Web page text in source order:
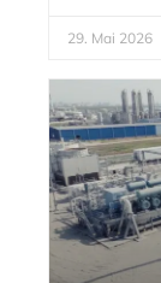
29. Mai 2026